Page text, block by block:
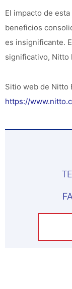
El impacto de
beneficios
es insignificante.
significativo, Nitto
Sitio web de Nitto
https://